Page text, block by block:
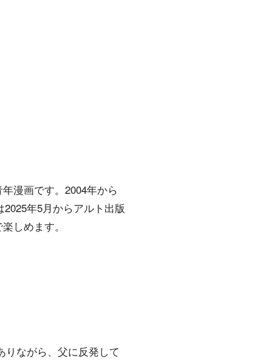
漫画です。2004年から
年5月からアルト出版
しめます。
ながら、父に反発して